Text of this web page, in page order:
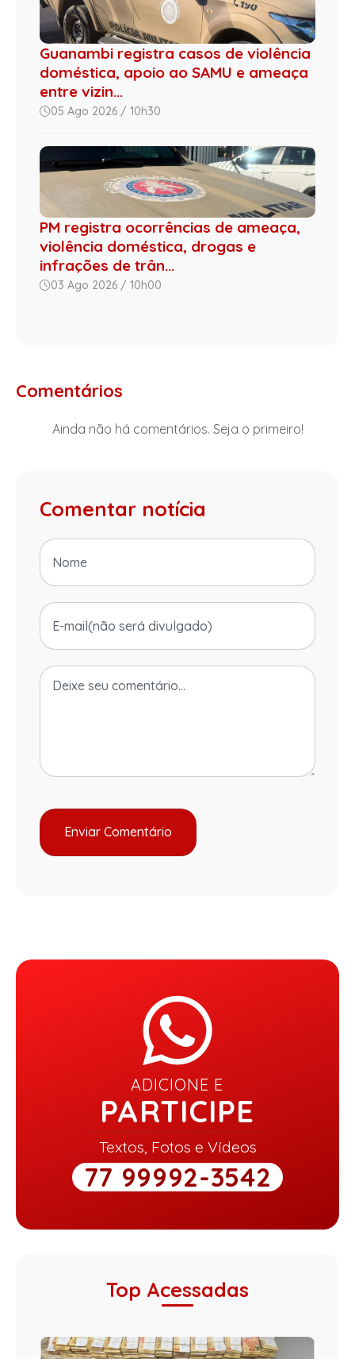
Guanambi registra casos de violência
doméstica, apoio ao SAMU e ameaça
entre vizin...
05 Ago 2026 / 10h30
PM registra ocorrências de ameaça,
violência doméstica, drogas e
infrações de trân...
03 Ago 2026 / 10h00
Comentários
Ainda não há comentários. Seja o primeiro!
Comentar notícia
ADICIONE E
PARTICIPE
Textos, Fotos e Vídeos
77 99992-3542
Top Acessadas